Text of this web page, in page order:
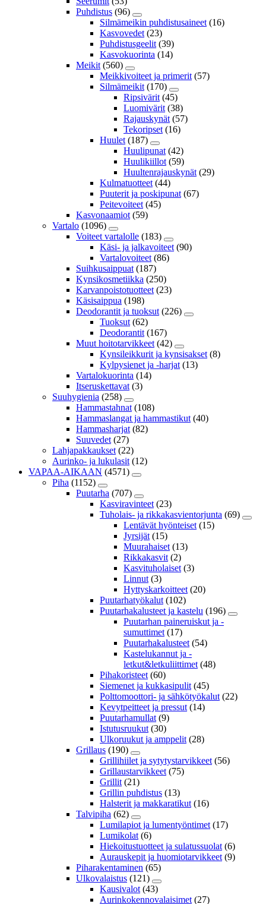
Puhdistus (96)
Silmämeikin puhdistusaineet (16)
Kasvovedet (23)
Puhdistusgeelit (39)
Kasvokuorinta (14)
Meikit (560)
Meikkivoiteet ja primerit (57)
Silmämeikit (170)
Ripsivärit (45)
Luomivärit (38)
Rajauskynät (57)
Tekoripset (16)
Huulet (187)
Huulipunat (42)
Huulikiillot (59)
Huultenrajauskynät (29)
Kulmatuotteet (44)
Puuterit ja poskipunat (67)
Peitevoiteet (45)
Kasvonaamiot (59)
Vartalo (1096)
Voiteet vartalolle (183)
Käsi- ja jalkavoiteet (90)
Vartalovoiteet (86)
Suihkusaippuat (187)
Kynsikosmetiikka (250)
Karvanpoistotuotteet (23)
Käsisaippua (198)
Deodorantit ja tuoksut (226)
Tuoksut (62)
Deodorantit (167)
Muut hoitotarvikkeet (42)
Kynsileikkurit ja kynsisakset (8)
Kylpysienet ja -harjat (13)
Vartalokuorinta (14)
Itseruskettavat (3)
Suuhygienia (258)
Hammastahnat (108)
Hammaslangat ja hammastikut (40)
Hammasharjat (82)
Suuvedet (27)
Lahjapakkaukset (22)
Aurinko- ja lukulasit (12)
VAPAA-AIKAAN (4571)
Piha (1152)
Puutarha (707)
Kasviravinteet (23)
Tuholais- ja rikkakasvientorjunta (69)
Lentävät hyönteiset (15)
Jyrsijät (15)
Muurahaiset (13)
Rikkakasvit (2)
Kasvituholaiset (3)
Linnut (3)
Hyttyskarkoitteet (20)
Puutarhatyökalut (102)
Puutarhakalusteet ja kastelu (196)
Puutarhan paineruiskut ja -
sumuttimet (17)
Puutarhakalusteet (54)
Kastelukannut ja -
letkut&letkuliittimet (48)
Pihakoristeet (60)
Siemenet ja kukkasipulit (45)
Polttomoottori- ja sähkötyökalut (22)
Kevytpeitteet ja pressut (14)
Puutarhamullat (9)
Istutusruukut (30)
Ulkoruukut ja amppelit (28)
Grillaus (190)
Grillihiilet ja sytytystarvikkeet (56)
Grillaustarvikkeet (75)
Grillit (21)
Grillin puhdistus (13)
Halsterit ja makkaratikut (16)
Talvipiha (62)
Lumilapiot ja lumentyöntimet (17)
Lumikolat (6)
Hiekoitustuotteet ja sulatussuolat (6)
Aurauskepit ja huomiotarvikkeet (9)
Piharakentaminen (65)
Ulkovalaistus (121)
Kausivalot (43)
Aurinkokennovalaisimet (27)